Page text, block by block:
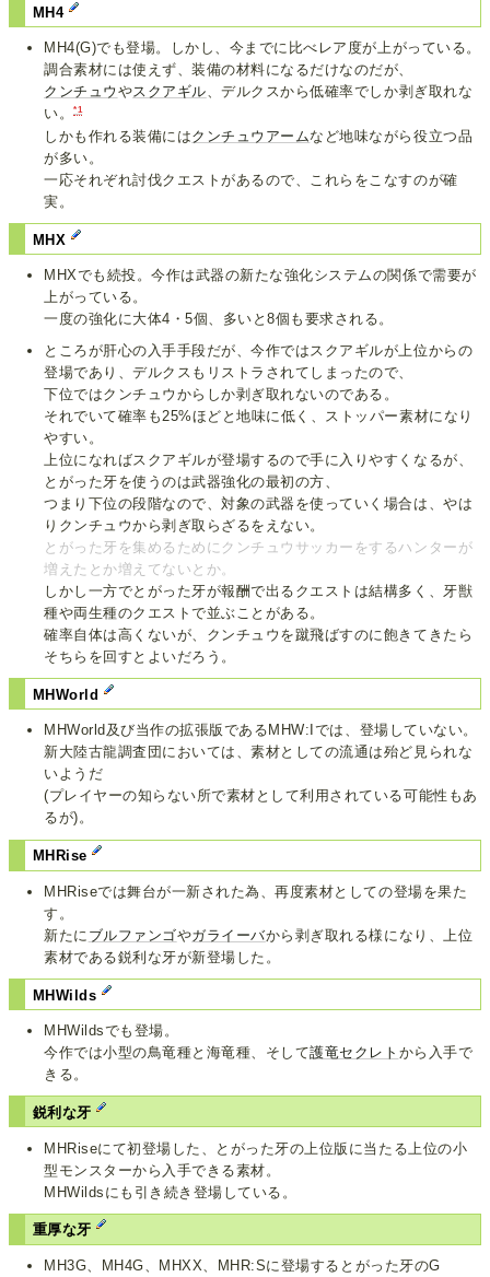
MH4
MH4(G)でも登場。しかし、今までに比べレア度が上がっている。
調合素材には使えず、装備の材料になるだけなのだが、
クンチュウ やスクアギル、デルクスから低確率でしか剥ぎ取れな
い。*1
しかも作れる装備にはクンチュウアームなど地味ながら役立つ品
が多い。
一応それぞれ討伐クエストがあるので、これらをこなすのが確
実。
MHX
MHXでも続投。今作は武器の新たな強化システムの関係で需要が
上がっている。
一度の強化に大体4・5個、多いと8個も要求される。
ところが肝心の入手手段だが、今作ではスクアギルが上位からの
登場であり、デルクスもリストラされてしまったので、
下位ではクンチュウからしか剥ぎ取れないのである。
それでいて確率も25%ほどと地味に低く、ストッパー素材になり
やすい。
上位になればスクアギルが登場するので手に入りやすくなるが、
とがった牙を使うのは武器強化の最初の方、
つまり下位の段階なので、対象の武器を使っていく場合は、やは
りクンチュウから剥ぎ取らざるをえない。
とがった牙を集めるためにクンチュウサッカーをするハンターが
増えたとか増えてないとか。
しかし一方でとがった牙が報酬で出るクエストは結構多く、牙獣
種や両生種のクエストで並ぶことがある。
確率自体は高くないが、クンチュウを蹴飛ばすのに飽きてきたら
そちらを回すとよいだろう。
MHWorld
MHWorld及び当作の拡張版であるMHW:Iでは、登場していない。
新大陸古龍調査団においては、素材としての流通は殆ど見られな
いようだ
(プレイヤーの知らない所で素材として利用されている可能性もあ
るが)。
MHRise
MHRiseでは舞台が一新された為、再度素材としての登場を果た
す。
新たに ブルファンゴやガライーバから剥ぎ取れる様になり、上位
素材である鋭利な牙が新登場した。
MHWilds
MHWildsでも登場。
今作では小型の鳥竜種と海竜種、そして護竜セクレト から入手で
きる。
鋭利な牙
MHRiseにて初登場した、とがった牙の上位版に当たる上位の小
型モンスターから入手できる素材。
MHWildsにも引き続き登場している。
重厚な牙
MH3G、MH4G、MHXX、MHR:Sに登場するとがった牙のG